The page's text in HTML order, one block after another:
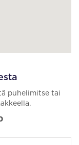
puhelimitse tai